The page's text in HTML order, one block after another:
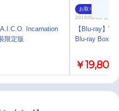
A.I.C.O. Incarnation
限定版
お取り寄せ
2019/02/26 発売
【Blu-ray】
Blu-ray Box 1
￥19,800